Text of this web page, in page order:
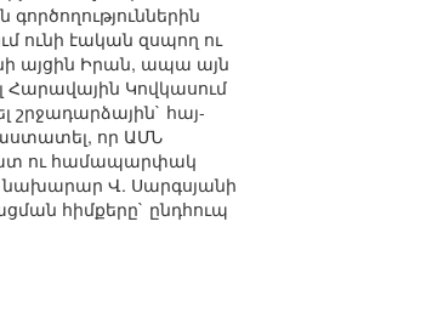
ունի էական զսպող ու
այցին Իրան, ապա այն
Հարավային Կովկասում
շրջադարձային` հայ-
որ ԱՄՆ
ու համապարփակ
նախարար Վ. Սարգսյանի
հիմքերը` ընդհուպ